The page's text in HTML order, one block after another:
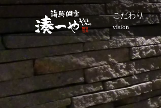
こだわり
vision